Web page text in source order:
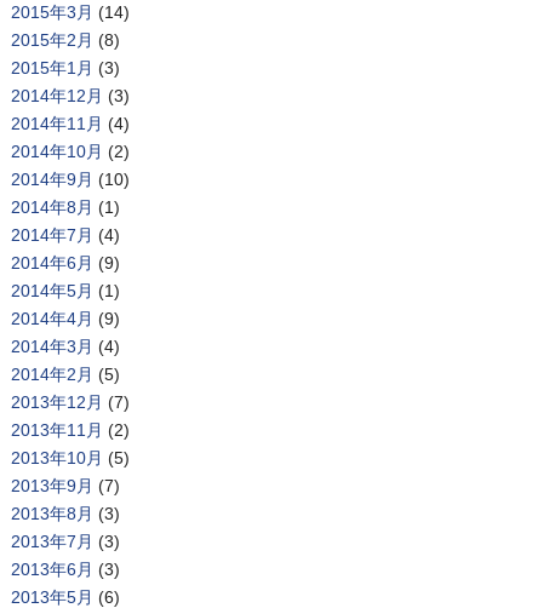
2015年3月 (14)
2015年2月 (8)
2015年1月 (3)
2014年12月 (3)
2014年11月 (4)
2014年10月 (2)
2014年9月 (10)
2014年8月 (1)
2014年7月 (4)
2014年6月 (9)
2014年5月 (1)
2014年4月 (9)
2014年3月 (4)
2014年2月 (5)
2013年12月 (7)
2013年11月 (2)
2013年10月 (5)
2013年9月 (7)
2013年8月 (3)
2013年7月 (3)
2013年6月 (3)
2013年5月 (6)